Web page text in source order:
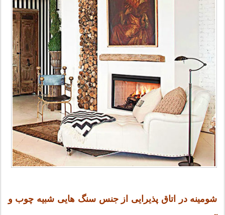
شومینه در اتاق پذیرایی از جنس سنگ هایی شبیه چوب و